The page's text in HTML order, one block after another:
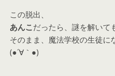
この脱出、
あんこだったら、謎を解いて
そのまま、魔法学校の生徒に
(●´∀｀●)